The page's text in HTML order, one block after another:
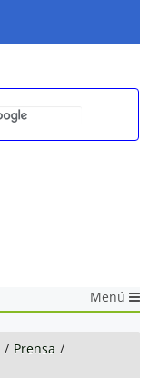
Menú
/ Prensa /